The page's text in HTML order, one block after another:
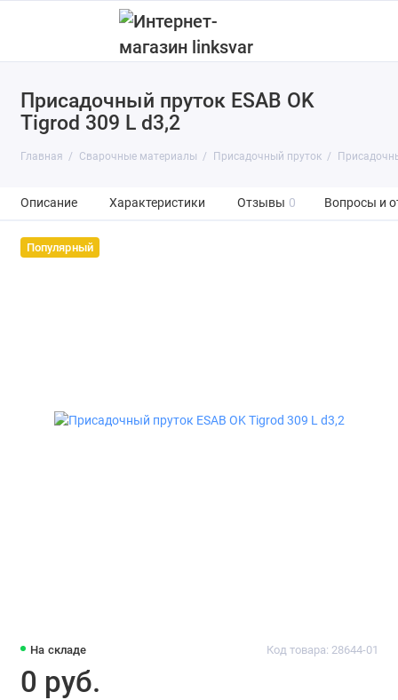
Присадочный пруток ESAB OK
Tigrod 309 L d3,2
Главная Сварочные материалы Присадочный пруток
Сварочные электроды
Сварочная проволока
Флюс
Описание Характеристики Отзывы 0 Вопросы и
Популярный
На складе Код товара: 28644-01
0 руб.